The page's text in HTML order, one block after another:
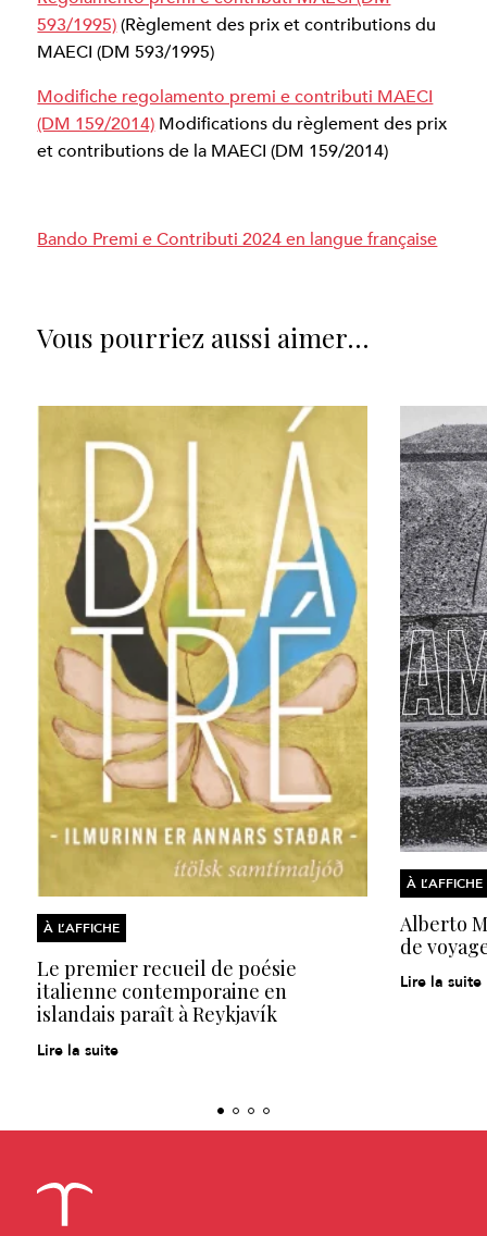
593/1995)(Règlement des prix et contributions du
MAECI (DM 593/1995)
Modifiche regolamento premi e contributi MAECI
(DM 159/2014)Modifications du règlement des prix
et contributions de la MAECI (DM 159/2014)
Bando Premi e Contributi 2024 en langue française
Vous pourriez aussi aimer…
À L’AFFICHE
Le premier recueil de poésie
italienne contemporaine en
islandais paraît à Reykjavík
Lire la suite
À L’AFFICHE
Alberto
de
Lire la suite